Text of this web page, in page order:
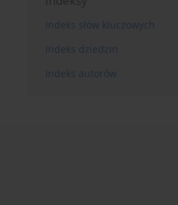
Indeks słów kluczowych
Indeks dziedzin
Indeks autorów